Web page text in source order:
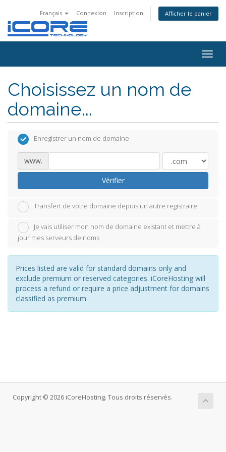
Français Connexion Inscription Afficher le panier
Choisissez un nom de
domaine...
Enregistrer un nom de domaine
www.
Vérifier
Transfert de votre domaine depuis un autre registraire
Je vais utiliser mon nom de domaine existant et mettre à
jour mes serveurs de noms
Prices listed are valid for standard domains only and
exclude premium or reserved categories. iCoreHosting will
process a refund or require a price adjustment for domains
classified as premium.
Copyright © 2026 iCoreHosting. Tous droits réservés.